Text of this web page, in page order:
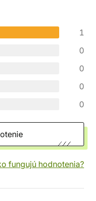
1
0
0
0
0
fungujú hodnotenia?